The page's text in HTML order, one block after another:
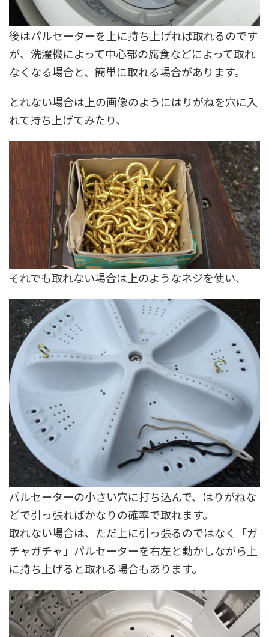
後はパルセーターを上に持ち上げれば取れるのです
が、洗濯機によって中心部の腐食などによって取れ
なくなる場合と、簡単に取れる場合があります。
とれない場合は上の画像のようにはりがねを穴に入
れて持ち上げてみたり、
それでも取れない場合は上のようなネジを使い、
パルセーターの小さい穴に打ち込んで、はりがねな
どで引っ張ればかなりの確率で取れます。
取れない場合は、ただ上に引っ張るのではなく「ガ
チャガチャ」パルセーターを右左と動かしながら上
に持ち上げると取れる場合もあります。